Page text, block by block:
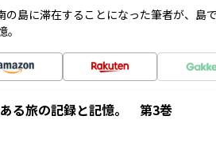
の島に滞在することになった筆者が、島
る旅の記録と記憶。 第3巻